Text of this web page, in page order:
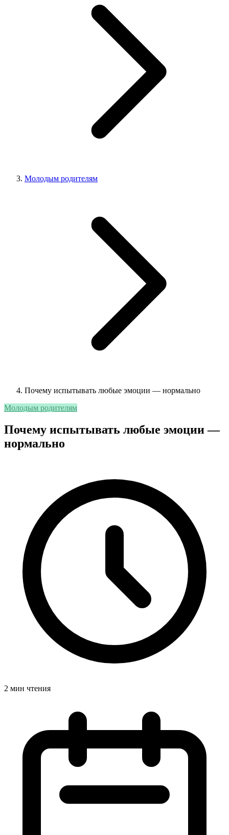
Молодым родителям
Почему испытывать любые эмоции — нормально
Молодым родителям
Почему испытывать любые эмоции —
нормально
2 мин чтения